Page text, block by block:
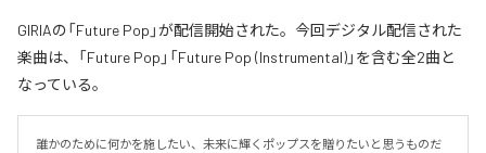
GIRIAの「Future Pop」が配信開始された。今回デジタル配信された
楽曲は、「Future Pop」「Future Pop (Instrumental)」を含む全2曲と
なっている。
誰かのために何かを施したい、未来に輝くポップスを贈りたいと思うものだ